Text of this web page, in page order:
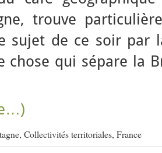
trouve
sujet de ce soir par
chose qui sépare la
, Collectivités territoriales, France